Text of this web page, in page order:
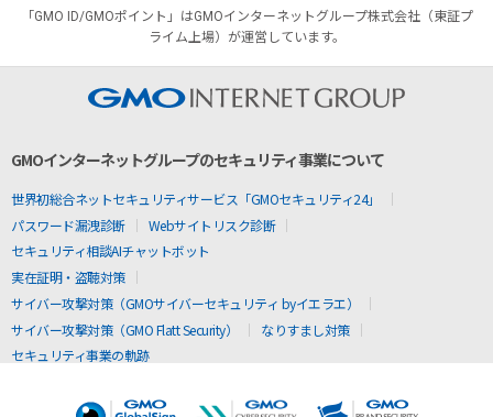
「GMO ID/GMOポイント」はGMOインターネットグループ株式会社（東証プ
ライム上場）が運営しています。
GMOインターネットグループのセキュリティ事業について
世界初総合ネットセキュリティサービス「GMOセキュリティ24」
パスワード漏洩診断
Webサイトリスク診断
セキュリティ相談AIチャットボット
実在証明・盗聴対策
サイバー攻撃対策（GMOサイバーセキュリティ byイエラエ）
サイバー攻撃対策（GMO Flatt Security）
なりすまし対策
セキュリティ事業の軌跡